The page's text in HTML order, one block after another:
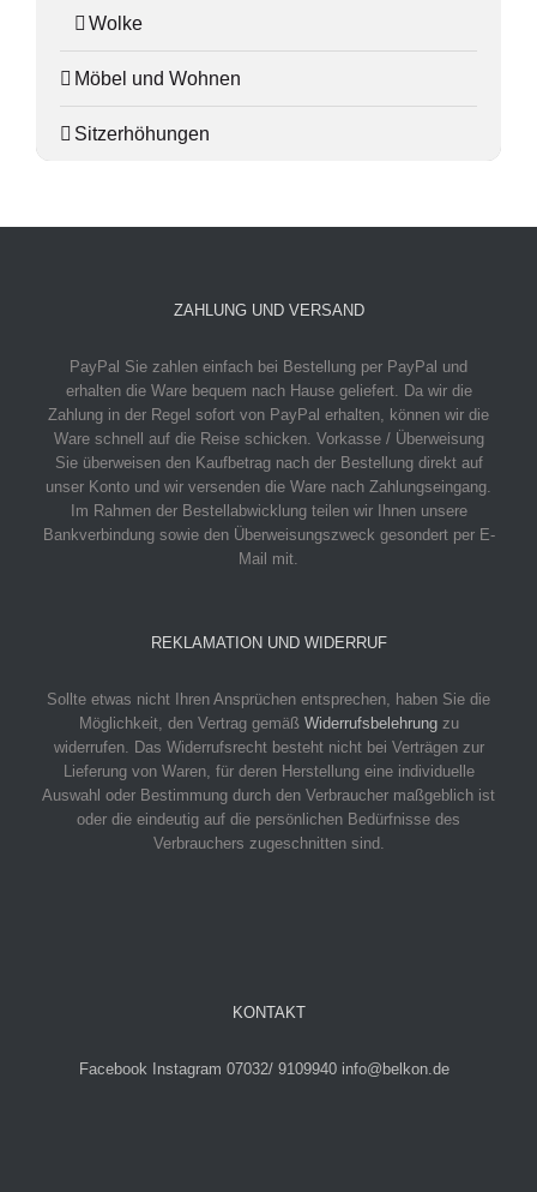
Wolke
Möbel und Wohnen
Sitzerhöhungen
ZAHLUNG UND VERSAND
PayPal Sie zahlen einfach bei Bestellung per PayPal und
erhalten die Ware bequem nach Hause geliefert. Da wir die
Zahlung in der Regel sofort von PayPal erhalten, können wir die
Ware schnell auf die Reise schicken. Vorkasse / Überweisung
Sie überweisen den Kaufbetrag nach der Bestellung direkt auf
unser Konto und wir versenden die Ware nach Zahlungseingang.
Im Rahmen der Bestellabwicklung teilen wir Ihnen unsere
Bankverbindung sowie den Überweisungszweck gesondert per E-
Mail mit.
REKLAMATION UND WIDERRUF
Sollte etwas nicht Ihren Ansprüchen entsprechen, haben Sie die
Möglichkeit, den Vertrag gemäß Widerrufsbelehrungzu
widerrufen. Das Widerrufsrecht besteht nicht bei Verträgen zur
Lieferung von Waren, für deren Herstellung eine individuelle
Auswahl oder Bestimmung durch den Verbraucher maßgeblich ist
oder die eindeutig auf die persönlichen Bedürfnisse des
Verbrauchers zugeschnitten sind.
KONTAKT
Facebook Instagram 07032/ 9109940 info@belkon.de